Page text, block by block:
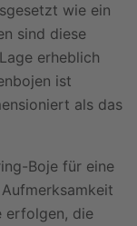
wie ein
sind diese
erheblich
ist
als das
Boje für eine
erfolgen, die